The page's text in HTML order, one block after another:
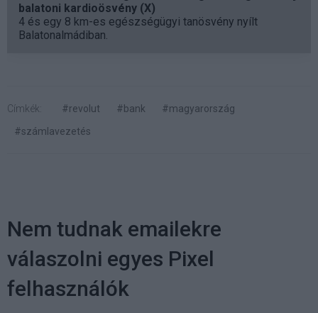
balatoni kardioösvény (X)
4 és egy 8 km-es egészségügyi tanösvény nyílt
Balatonalmádiban.
Címkék: #revolut #bank
#magyarország
#számlavezetés
Nem tudnak emailekre
válaszolni egyes Pixel
felhasználók